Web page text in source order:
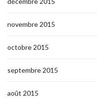
novembre 2015
octobre 2015
septembre 2015
août 2015